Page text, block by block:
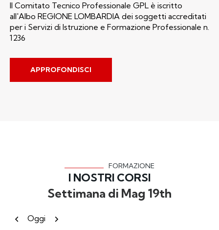
Il Comitato Tecnico Professionale GPL è iscritto
all'Albo REGIONE LOMBARDIA dei soggetti accreditati
per i Servizi di Istruzione e Formazione Professionale n.
1236
APPROFONDISCI
FORMAZIONE
I NOSTRI CORSI
Settimana di Mag 19th
Precedente
Oggi Successivo